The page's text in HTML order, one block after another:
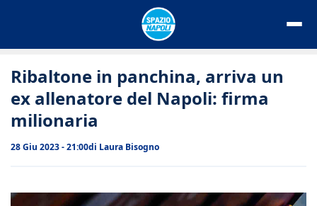
Ribaltone in panchina, arriva un
ex allenatore del Napoli: firma
milionaria
28 Giu 2023 - 21:00di Laura Bisogno